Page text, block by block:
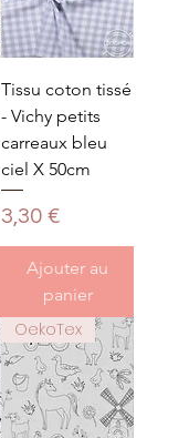
Tissu coton tissé
- Vichy petits
carreaux bleu
ciel X 50cm
Prix
3,30 €
Ajouter au
panier
OekoTex